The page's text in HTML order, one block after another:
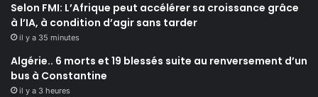
Selon FMI: L’Afrique peut accélérer sa croissance grâce
à l’IA, à condition d’agir sans tarder
il y a 35 minutes
Algérie.. 6 morts et 19 blessés suite au renversement d’un
bus à Constantine
il y a 3 heures